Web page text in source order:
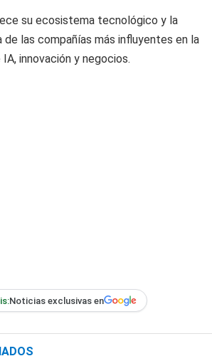
su ecosistema tecnológico y la
de las compañías más influyentes en la
innovación y negocios.
Noticias exclusivas en